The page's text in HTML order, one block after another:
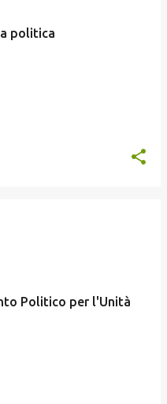
politica
Politico per l'Unità